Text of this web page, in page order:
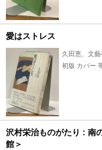
愛はストレス
久田恵、文
初版 カバー
沢村栄治ものがたり : 南
館＞